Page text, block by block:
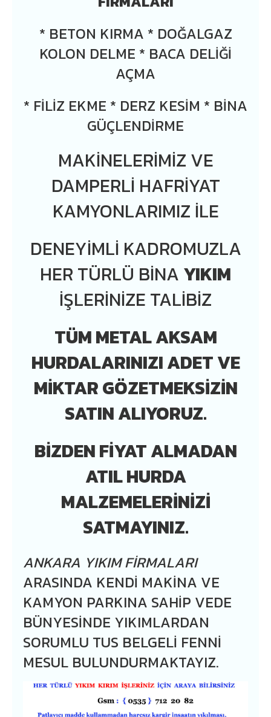
* BETON KIRMA * DOĞALGAZ
KOLON DELME * BACA DELIĞI
AÇMA
* FILIZ EKME * DERZ KESIM * BINA
GÜÇLENDIRME
MAKINELERIMIZ VE
DAMPERLI HAFRIYAT
KAMYONLARIMIZ ILE
DENEYIMLI KADROMUZLA
HER TÜRLÜ BINA YIKIM
İŞLERINIZE TALIBIZ
TÜM METAL AKSAM
HURDALARINIZI ADET VE
MIKTAR GÖZETMEKSIZIN
SATIN ALIYORUZ.
BIZDEN FIYAT ALMADAN
ATIL HURDA
MALZEMELERINIZI
SATMAYINIZ.
ANKARA YIKIM FIRMALARI
ARASINDA KENDI MAKINA VE
KAMYON PARKINA SAHIP VEDE
BÜNYESINDE YIKIMLARDAN
SORUMLU TUS BELGELI FENNI
MESUL BULUNDURMAKTAYIZ.